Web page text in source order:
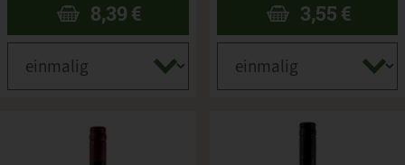
8,39 € 3,55 €